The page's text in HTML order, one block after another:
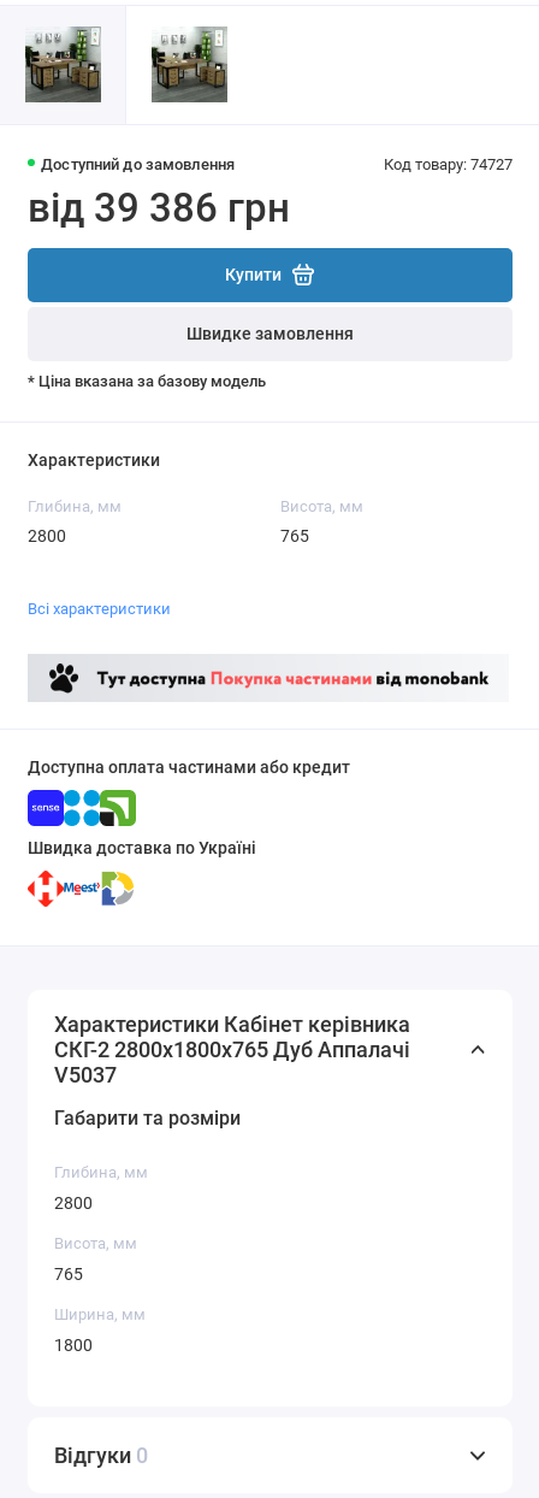
Доступний до замовлення Код товару: 74727
від 39 386 грн
Купити
Швидке замовлення
* Ціна вказана за базову модель
Характеристики
Глибина, мм
2800
Висота, мм
765
Всі характеристики
Доступна оплата частинами або кредит
Швидка доставка по Україні
Характеристики Кабінет керівника
СКГ-2 2800x1800x765 Дуб Аппалачі
V5037
Габарити та розміри
Глибина, мм
2800
Висота, мм
765
Ширина, мм
1800
Відгуки 0